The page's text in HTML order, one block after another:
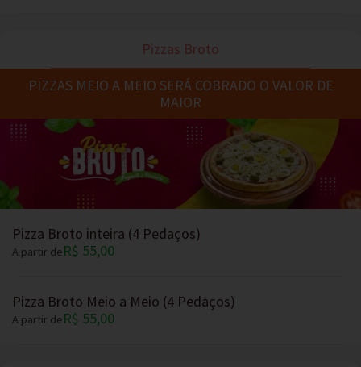
Pizzas Broto
PIZZAS MEIO A MEIO SERÁ COBRADO O VALOR DE
MAIOR
Pizza Broto inteira (4 Pedaços)
A partir deR$ 55,00
Pizza Broto Meio a Meio (4 Pedaços)
A partir deR$ 55,00